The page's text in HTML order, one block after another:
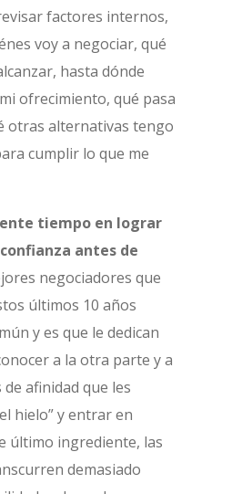
factores internos,
voy a negociar, qué
hasta dónde
ofrecimiento, qué pasa
otras alternativas tengo
cumplir lo que me
tiempo en lograr
antes de
negociadores que
últimos 10 años
y es que le dedican
a la otra parte y a
afinidad que les
hielo” y entrar en
último ingrediente, las
demasiado